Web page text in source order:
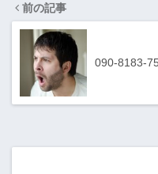
前の記事
090-8183-